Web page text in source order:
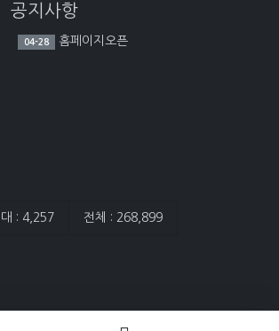
공지사항
04-28 홈페이지오픈
대 : 4,257 전체 : 268,899